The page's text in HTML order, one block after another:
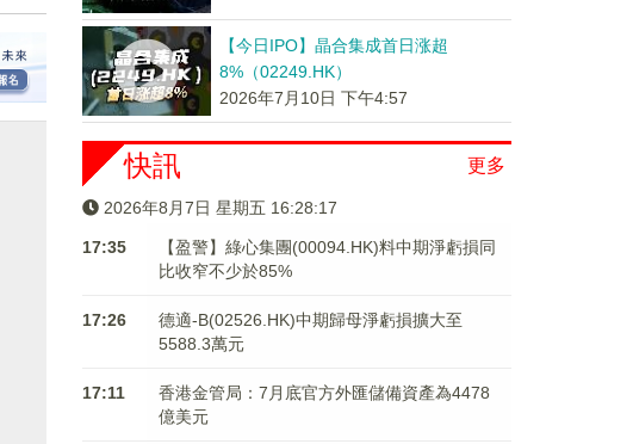
【今日IPO】晶合集成首日涨超
8%（02249.HK）
2026年7月10日 下午4:57
更多
快訊
2026年8月7日 星期五 16:28:18
17:35
【盈警】綠心集團(00094.HK)料中期淨虧損同
比收窄不少於85%
17:26
德適-B(02526.HK)中期歸母淨虧損擴大至
5588.3萬元
17:11
香港金管局：7月底官方外匯儲備資產為4478
億美元